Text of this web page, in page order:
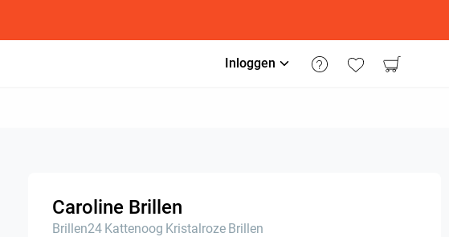
Inloggen
Caroline Brillen
Brillen24 Kattenoog Kristalroze Brillen